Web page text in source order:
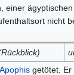
einer
nicht
Apophisgetötet. Er